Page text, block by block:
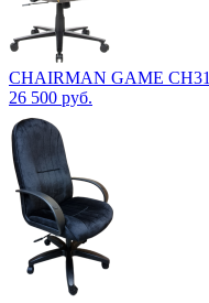
CHAIRMAN GAME CH31
26 500 руб.